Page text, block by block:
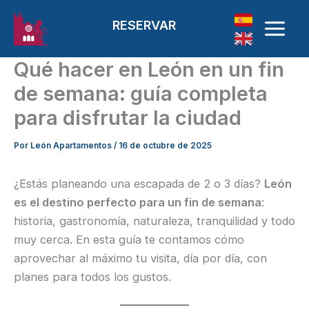
Ir al contenido
RESERVAR
Qué hacer en León en un fin
de semana: guía completa
para disfrutar la ciudad
Por León Apartamentos / 16 de octubre de 2025
¿Estás planeando una escapada de 2 o 3 días? León
es el destino perfecto para un fin de semana:
historia, gastronomía, naturaleza, tranquilidad y todo
muy cerca. En esta guía te contamos cómo
aprovechar al máximo tu visita, día por día, con
planes para todos los gustos.